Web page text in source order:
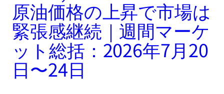
原油価格の上昇で市場は
緊張感継続｜週間マーケ
ット総括：2026年7月20
日〜24日